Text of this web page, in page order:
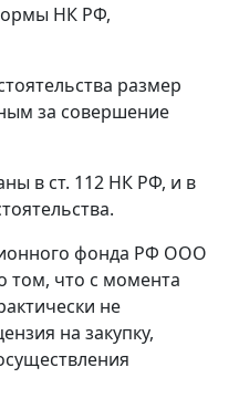
НК РФ,
размер
за совершение
в ст. 112 НК РФ, и в
фонда РФ ООО
том, что с момента
не
на закупку,